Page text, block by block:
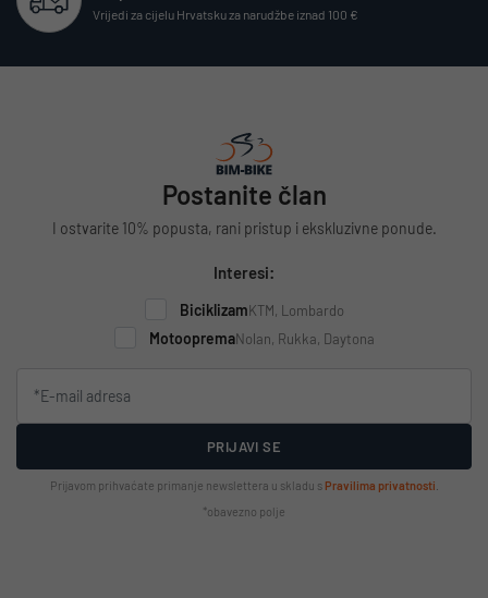
Vrijedi za cijelu Hrvatsku za narudžbe iznad 100 €
Postanite član
I ostvarite 10% popusta, rani pristup i ekskluzivne ponude.
Interesi:
BiciklizamKTM, Lombardo
MotoopremaNolan, Rukka, Daytona
PRIJAVI SE
Prijavom prihvaćate primanje newslettera u skladu s Pravilima privatnosti
*obavezno polje